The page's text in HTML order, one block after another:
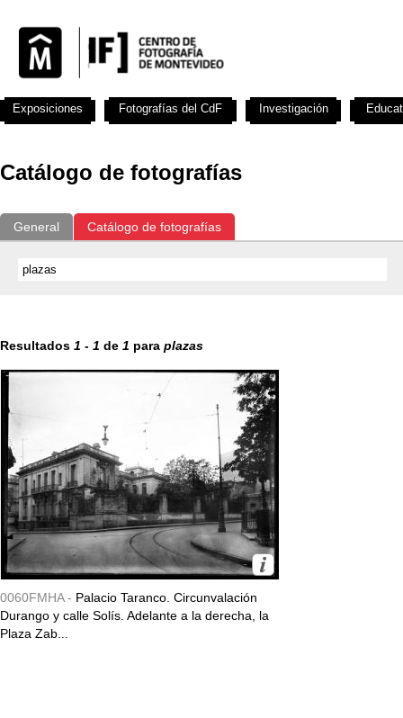
Catálogo de fotografías
General Catálogo de fotografías
Resultados 1 - 1 de 1 para plazas
0060FMHA - Palacio Taranco. Circunvalación
Durango y calle Solís. Adelante a la derecha, la
Plaza Zab...
Exposiciones Fotografías del CdF Investigación